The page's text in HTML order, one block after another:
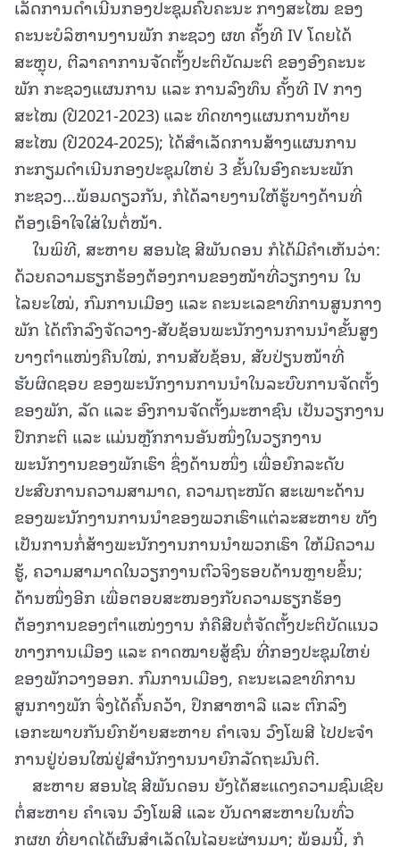
ເລັດການດໍາເນີນກອງປະຊຸມຄົບຄະນະ ກາງສະໄໝ ຂອງ
ຄະນະບໍລິຫານງານພັກ ກະຊວງ ຜທ ຄັ້ງທີ IV ໂດຍໄດ້
ສະຫຼຸບ, ຕີລາຄາການຈັດຕັ້ງປະຕິບັດມະຕິ ຂອງອົງຄະນະ
ພັກ ກະຊວງແຜນການ ແລະ ການລົງທຶນ ຄັ້ງທີ IV ກາງ
ສະໄໝ (ປີ2021-2023) ແລະ ທິດທາງແຜນການທ້າຍ
ສະໄໝ (ປີ2024-2025); ໄດ້ສໍາເລັດການສ້າງແຜນການ
ກະກຽມດຳເນີນກອງປະຊຸມໃຫຍ່ 3 ຂັ້ນໃນອົງຄະນະພັກ
ກະຊວງ...ພ້ອມດຽວກັນ, ກໍໄດ້ລາຍງານໃຫ້ຮູ້ບາງດ້ານທີ່
ຕ້ອງເອົາໃຈໃສ່ໃນຕໍ່ໜ້າ.
ໃນພິທີ, ສະຫາຍ ສອນໄຊ ສີພັນດອນ ກໍໄດ້ມີຄໍາເຫັນວ່າ:
ດ້ວຍຄວາມຮຽກຮ້ອງຕ້ອງການຂອງໜ້າທີ່ວຽກງານ ໃນ
ໄລຍະໃໝ່, ກົມການເມືອງ ແລະ ຄະນະເລຂາທິການສູນກາງ
ພັກ ໄດ້ຕົກລົງຈັດວາງ-ສັບຊ້ອນພະນັກງານການນໍາຂັ້ນສູງ
ບາງຕໍາແໜ່ງຄືນໃໝ່, ການສັບຊ້ອນ, ສັບປ່ຽນໜ້າທີ່
ຮັບຜິດຊອບ ຂອງພະນັກງານການນໍາໃນລະບົບການຈັດຕັ້ງ
ຂອງພັກ, ລັດ ແລະ ອົງການຈັດຕັ້ງມະຫາຊົນ ເປັນວຽກງານ
ປົກກະຕິ ແລະ ແມ່ນຫຼັກການອັນໜຶ່ງໃນວຽກງານ
ພະນັກງານຂອງພັກເຮົາ ຊຶ່ງດ້ານໜຶ່ງ ເພື່ອຍົກລະດັບ
ປະສົບການຄວາມສາມາດ, ຄວາມຖະໜັດ ສະເພາະດ້ານ
ຂອງພະນັກງານການນໍາຂອງພວກເຮົາແຕ່ລະສະຫາຍ ທັງ
ເປັນການກໍ່ສ້າງພະນັກງານການນໍາພວກເຮົາ ໃຫ້ມີຄວາມ
ຮູ້, ຄວາມສາມາດໃນວຽກງານຕົວຈິງຮອບດ້ານຫຼາຍຂຶ້ນ;
ດ້ານໜຶ່ງອີກ ເພື່ອຕອບສະໜອງກັບຄວາມຮຽກຮ້ອງ
ຕ້ອງການຂອງຕໍາແໜ່ງງານ ກໍຄືສືບຕໍ່ຈັດຕັ້ງປະຕິບັດແນວ
ທາງການເມືອງ ແລະ ຄາດໝາຍສູ້ຊົນ ທີ່ກອງປະຊຸມໃຫຍ່
ຂອງພັກວາງອອກ. ກົມການເມືອງ, ຄະນະເລຂາທິການ
ສູນກາງພັກ ຈຶ່ງໄດ້ຄົ້ນຄວ້າ, ປຶກສາຫາລື ແລະ ຕົກລົງ
ເອກະພາບກັນຍົກຍ້າຍສະຫາຍ ຄຳເຈນ ວົງໂພສີ ໄປປະຈໍາ
ການຢູ່ບ່ອນໃໝ່ຢູ່ສໍານັກງານນາຍົກລັດຖະມົນຕີ.
ສະຫາຍ ສອນໄຊ ສີພັນດອນ ຍັງໄດ້ສະແດງຄວາມຊົມເຊີຍ
ຕໍ່ສະຫາຍ ຄໍາເຈນ ວົງໂພສີ ແລະ ບັນດາສະຫາຍໃນທົ່ວ
ກຜທ ທີ່ຍາດໄດ້ຜົນສຳເລັດໃນໄລຍະຜ່ານມາ; ພ້ອມນີ້, ກໍ